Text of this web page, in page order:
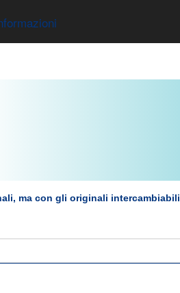
ma con gli originali intercambiabili